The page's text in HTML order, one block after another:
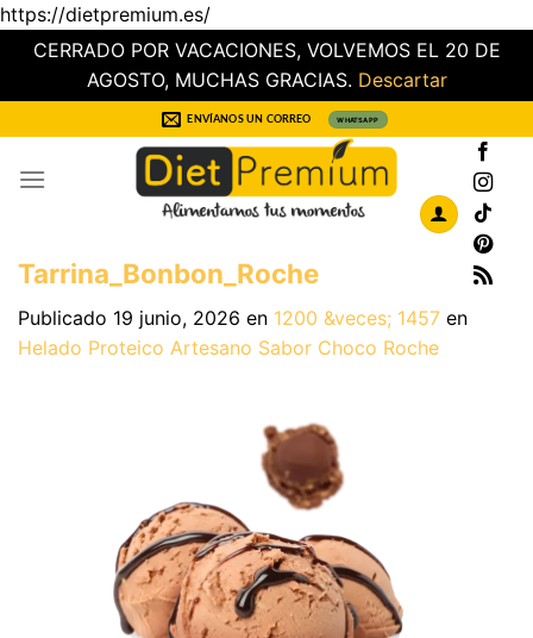
https://dietpremium.es/
CERRADO POR VACACIONES, VOLVEMOS EL 20 DE
AGOSTO, MUCHAS GRACIAS. Descartar
al
contenido
ENVÍANOS UN CORREO WHATSAPP
Tarrina_Bonbon_Roche
Publicado 19 junio, 2026 en 1200 &veces; 1457 en
Helado Proteico Artesano Sabor Choco Roche